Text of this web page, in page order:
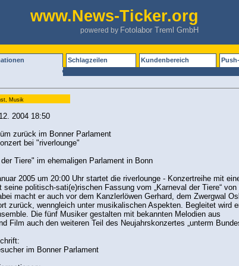
www.News-Ticker.org
powered by Fotolabor Treml GmbH
Schlagzeilen Kundenbereich
Musik
2004 18:50
zurück im Bonner Parlament
bei "riverlounge"
Tiere" im ehemaligen Parlament in Bonn
2005 um 20:00 Uhr startet die riverlounge - Konzertreihe mit
seine politisch-sati(e)rischen Fassung vom „Karneval der Tiere“
macht er auch vor dem Kanzlerlöwen Gerhard, dem Zwergwal
zurück, wenngleich unter musikalischen Aspekten. Begleitet wird
Die fünf Musiker gestalten mit bekannten Melodien aus
Film auch den weiteren Teil des Neujahrskonzertes „unterm
im Bonner Parlament